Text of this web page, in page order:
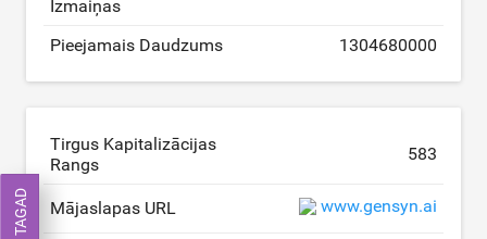
Izmaiņas
Pieejamais Daudzums 1304680000
Tirgus Kapitalizācijas
Rangs
583
Mājaslapas URL www.gensyn.ai